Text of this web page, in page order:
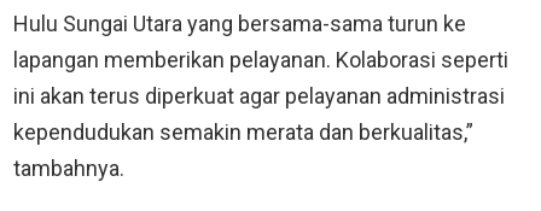
Hulu Sungai Utara yang bersama-sama turun ke
lapangan memberikan pelayanan. Kolaborasi seperti
ini akan terus diperkuat agar pelayanan administrasi
kependudukan semakin merata dan berkualitas,”
tambahnya.